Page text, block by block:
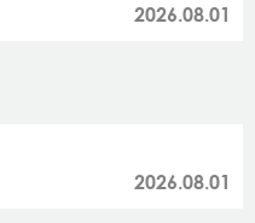
2026.08.01
2026.08.01